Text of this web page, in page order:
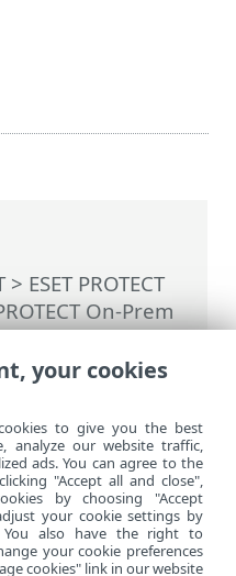
> ESET PROTECT
On-Prem
Menú principal
>
your cookies
to give you the best
analyze our website traffic,
ads. You can agree to the
"Accept all and close",
by choosing "Accept
your cookie settings by
You also have the right to
your cookie preferences
cookies" link in our website